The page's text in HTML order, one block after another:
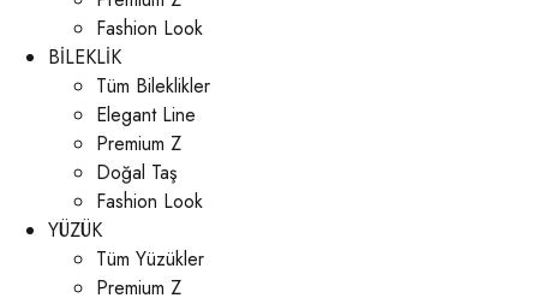
Fashion Look
BİLEKLİK
Tüm Bileklikler
Elegant Line
Premium Z
Doğal Taş
Fashion Look
YÜZÜK
Tüm Yüzükler
Premium Z